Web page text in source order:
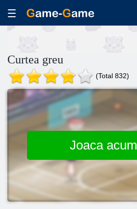
Curtea greu
(Total 832)
Joaca acum